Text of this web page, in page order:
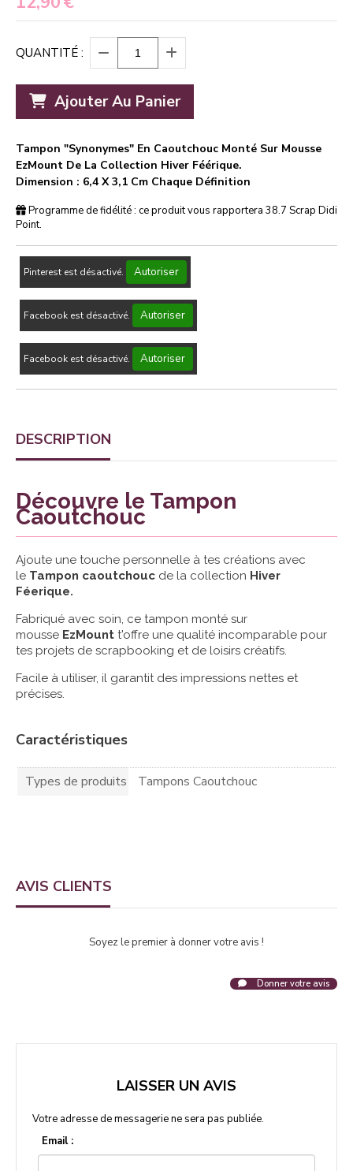
QUANTITÉ :
Ajouter Au Panier
Tampon "Synonymes" En Caoutchouc Monté Sur Mousse
EzMount De La Collection Hiver Féérique.
Dimension : 6,4 X 3,1 Cm Chaque Définition
Programme de fidélité : ce produit vous rapportera 38.7 Scrap Didi
Point.
Pinterest est désactivé. Autoriser
Facebook est désactivé. Autoriser
Facebook est désactivé. Autoriser
DESCRIPTION
Découvre le Tampon
Caoutchouc
Ajoute une touche personnelle à tes créations avec
le Tampon caoutchouc de la collection Hiver
Féerique.
Fabriqué avec soin, ce tampon monté sur
mousse EzMount t'offre une qualité incomparable pour
tes projets de scrapbooking et de loisirs créatifs.
Facile à utiliser, il garantit des impressions nettes et
précises.
Caractéristiques
Types de produits Tampons Caoutchouc
AVIS CLIENTS
Soyez le premier à donner votre avis !
Donner votre avis
LAISSER UN AVIS
Votre adresse de messagerie ne sera pas publiée.
Email :